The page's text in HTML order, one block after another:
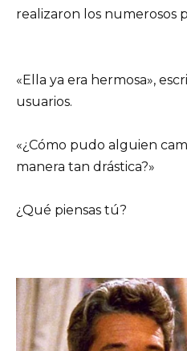
realizaron los numerosos
«Ella ya era hermosa»,
usuarios.
«¿Cómo pudo alguien
manera tan drástica?»
¿Qué piensas tú?